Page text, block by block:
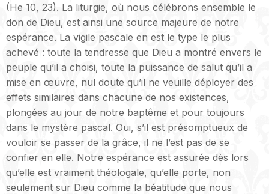
(He 10, 23). La liturgie, où nous célébrons ensemble le
don de Dieu, est ainsi une source majeure de notre
espérance. La vigile pascale en est le type le plus
achevé : toute la tendresse que Dieu a montré envers le
peuple qu’il a choisi, toute la puissance de salut qu’il a
mise en œuvre, nul doute qu’il ne veuille déployer des
effets similaires dans chacune de nos existences,
plongées au jour de notre baptême et pour toujours
dans le mystère pascal. Oui, s’il est présomptueux de
vouloir se passer de la grâce, il ne l’est pas de se
confier en elle. Notre espérance est assurée dès lors
qu’elle est vraiment théologale, qu’elle porte, non
seulement sur Dieu comme la béatitude que nous